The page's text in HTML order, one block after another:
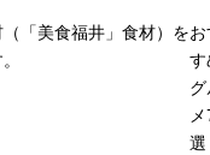
「美食福井」食材）を
す
選